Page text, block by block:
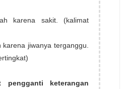
karena sakit. (kalimat
jiwanya terganggu.
pengganti keterangan